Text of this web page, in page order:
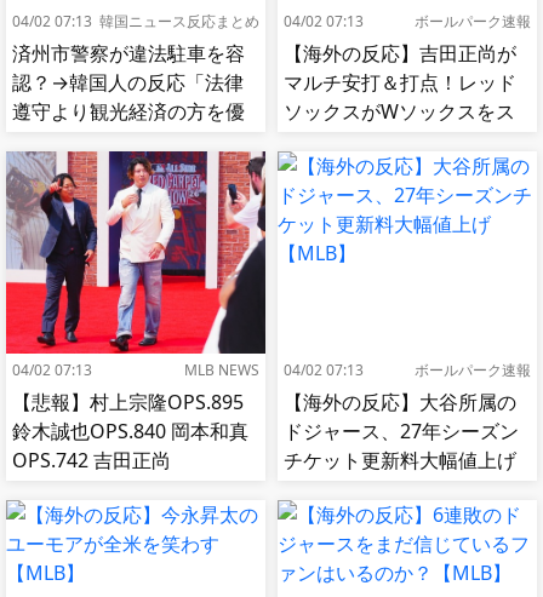
04/02 07:13 韓国ニュース反応まとめ
済州市警察が違法駐車を容
認？→韓国人の反応「法律
遵守より観光経済の方を優
04/02 07:13 ボールパーク速報
【海外の反応】吉田正尚が
マルチ安打＆打点！レッド
ソックスがWソックスをス
04/02 07:13 MLB NEWS
【悲報】村上宗隆OPS.895
鈴木誠也OPS.840 岡本和真
OPS.742 吉田正尚
04/02 07:13 ボールパーク速報
【海外の反応】大谷所属の
ドジャース、27年シーズン
チケット更新料大幅値上げ